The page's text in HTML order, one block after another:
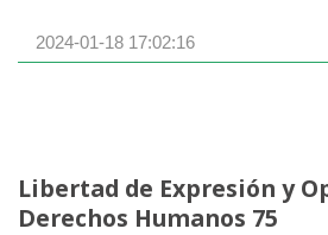
2024-01-18 17:02:16
Libertad de Expresión y
Derechos Humanos 75